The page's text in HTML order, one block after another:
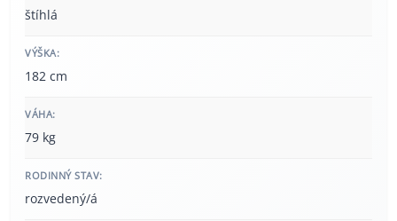
štíhlá
VÝŠKA:
182 cm
VÁHA:
79 kg
RODINNÝ STAV:
rozvedený/á